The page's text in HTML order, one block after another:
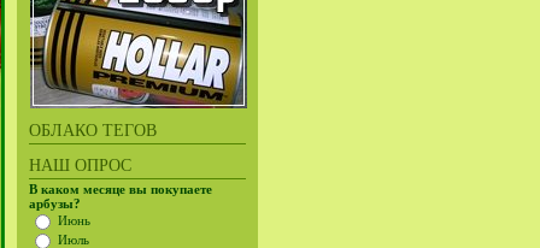
ОБЛАКО ТЕГОВ
НАШ ОПРОС
В каком месяце вы покупаете
арбузы?
Июнь
Июль